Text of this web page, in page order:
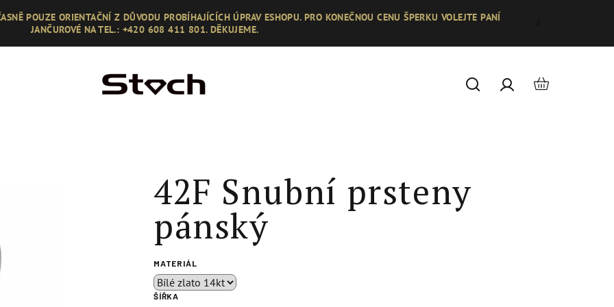
POUZE ORIENTAČNÍ Z DŮVODU PROBÍHAJÍCÍCH ÚPRAV ESHOPU. PRO KONEČNOU CENU ŠPERKU VOLEJTE PANÍ
JANČUROVÉ NA TEL.: +420 608 411 801. DĚKUJEME.
HledatPřihlášení
Nákupní
42F Snubní prsteny
pánský
MATERIÁL
ŠÍŘKA